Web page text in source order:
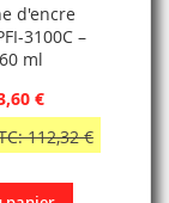
d'encre
3100C –
ml
€
112,32 €